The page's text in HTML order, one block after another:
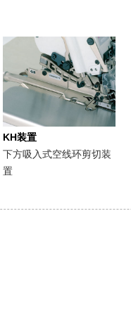
KH装置
下方吸入式空线环剪切装
置